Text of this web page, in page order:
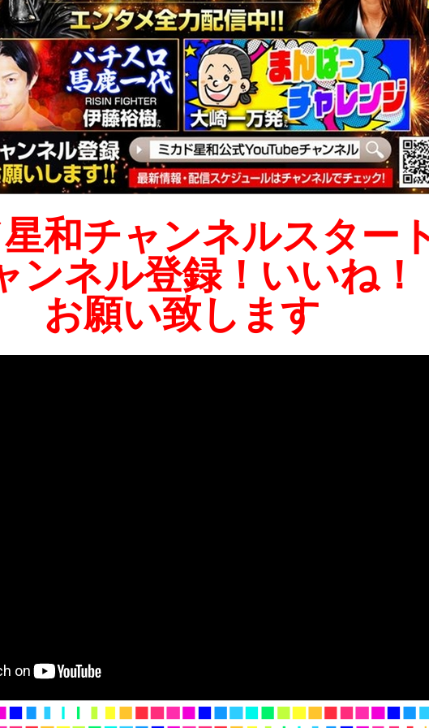
和チャンネルスター
ンネル登録！いいね！
お願い致します